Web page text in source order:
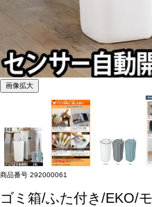
画像拡大
商品番号 292000061
ゴミ箱/ふた付き/EKO/